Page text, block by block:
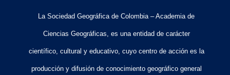
La Sociedad Geográfica de Colombia – Academia de
Ciencias Geográficas, es una entidad de carácter
científico, cultural y educativo, cuyo centro de acción es la
producción y difusión de conocimiento geográfico general